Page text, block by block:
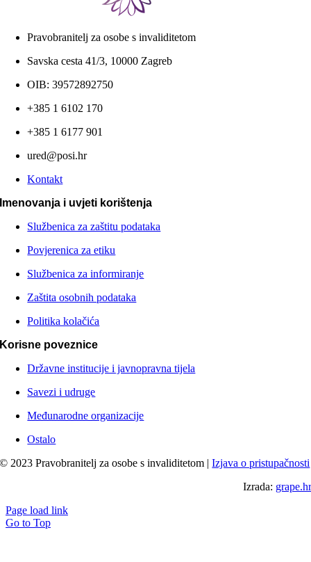
Pravobranitelj za osobe s invaliditetom
Savska cesta 41/3, 10000 Zagreb
OIB: 39572892750
+385 1 6102 170
+385 1 6177 901
ured@posi.hr
Kontakt
Imenovanja i uvjeti korištenja
Službenica za zaštitu podataka
Povjerenica za etiku
Službenica za informiranje
Zaštita osobnih podataka
Politika kolačića
Korisne poveznice
Državne institucije i javnopravna tijela
Savezi i udruge
Međunarodne organizacije
Ostalo
© 2023 Pravobranitelj za osobe s invaliditetom |Izjava o pristupačnosti
Izrada: grape.hr
Page load link
Go to Top